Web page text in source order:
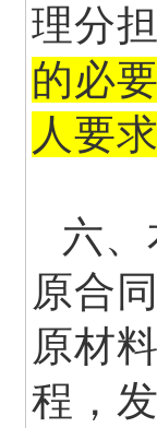
理分担
的必
人要
六
原合
原材
程，